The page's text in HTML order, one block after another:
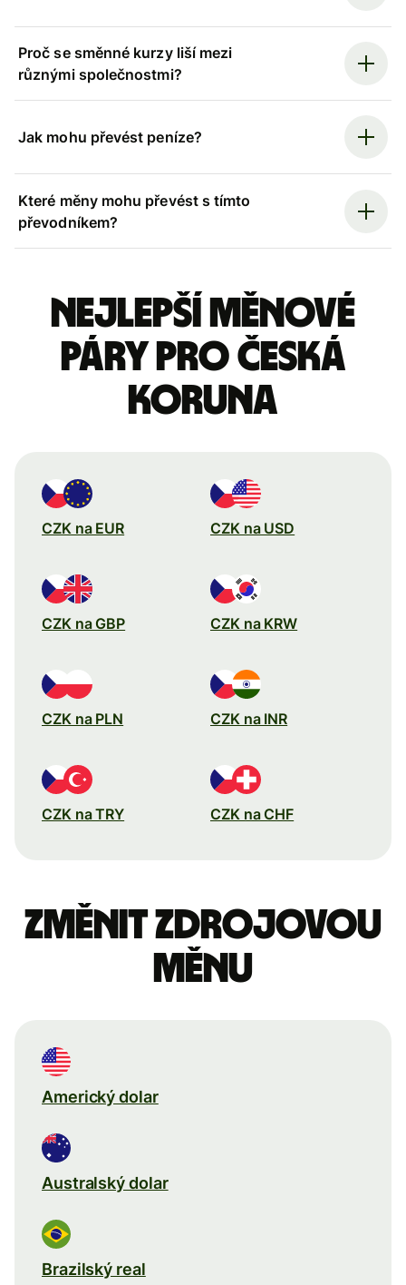
Proč se směnné kurzy liší mezi
různými společnostmi?
Jak mohu převést peníze?
Které měny mohu převést s tímto
převodníkem?
Nejlepší měnové
páry pro česká
koruna
CZK na EUR CZK na USD
CZK na GBP CZK na KRW
CZK na PLN CZK na INR
CZK na TRY CZK na CHF
Změnit zdrojovou
měnu
Americký dolar
Australský dolar
Brazilský real